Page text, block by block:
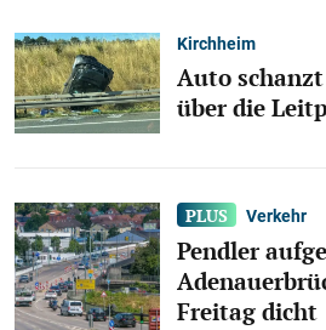
Kirchheim
Auto
über die
Verkehr
Pendler
Freitag dicht